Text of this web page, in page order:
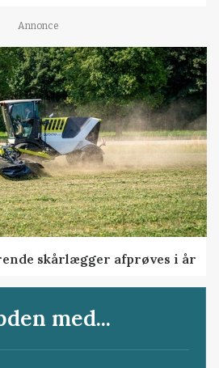
Annonce
skårlægger afprøves i år
med...